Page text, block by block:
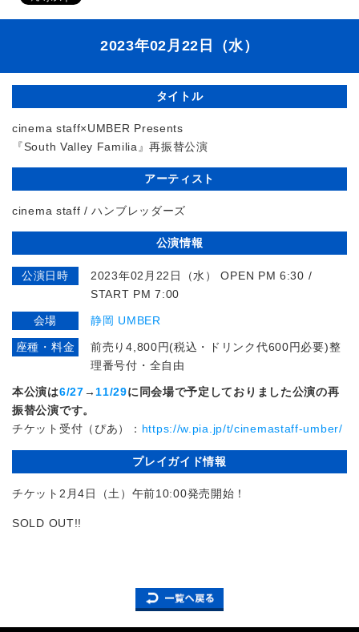
2023年02月22日（水）
タイトル
cinema staff×UMBER Presents
『South Valley Familia』再振替公演
アーティスト
cinema staff / ハンブレッダーズ
公演情報
公演日時
2023年02月22日（水） OPEN PM 6:30 /
START PM 7:00
会場 静岡 UMBER
座種・料金
前売り4,800円(税込・ドリンク代600円必要)整
理番号付・全自由
本公演は6/27→ 11/29に同会場で予定しておりました公演の再
振替公演です。
チケット受付（ぴあ）： https://w.pia.jp/t/cinemastaff-umber/
プレイガイド情報
チケット2月4日（土）午前10:00発売開始！
SOLD OUT!!